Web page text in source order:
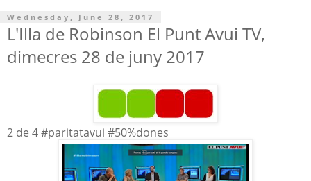
Wednesday, June 28, 2017
L'Illa de Robinson El Punt Avui TV,
dimecres 28 de juny 2017
2 de 4 #paritatavui #50%dones